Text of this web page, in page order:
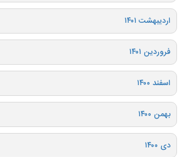
اردیبهشت ۱۴۰۱
فروردین ۱۴۰۱
اسفند ۱۴۰۰
بهمن ۱۴۰۰
دی ۱۴۰۰